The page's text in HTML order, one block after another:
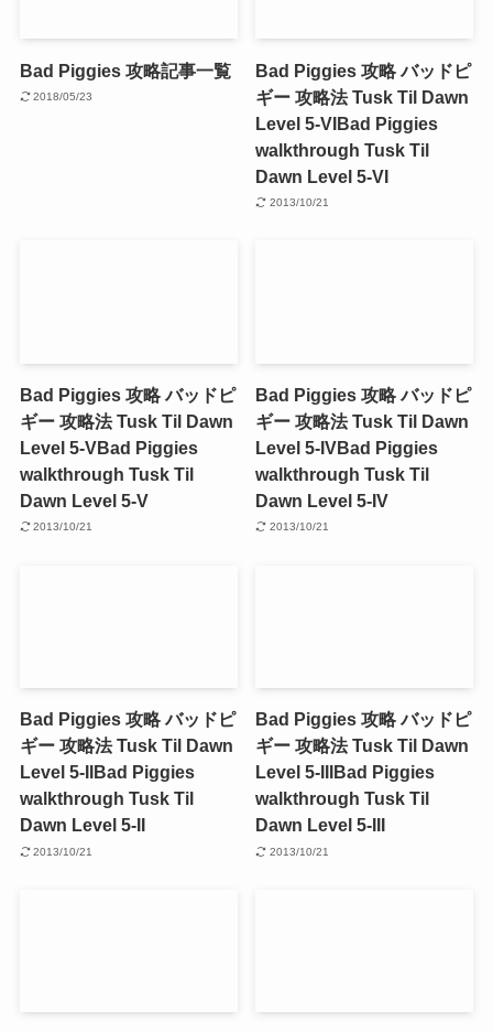
Bad Piggies 攻略記事一覧
2018/05/23
Bad Piggies 攻略 バッドピ
ギー 攻略法 Tusk Til Dawn
Level 5-VIBad Piggies
walkthrough Tusk Til
Dawn Level 5-VI
2013/10/21
Bad Piggies 攻略 バッドピ
ギー 攻略法 Tusk Til Dawn
Level 5-VBad Piggies
walkthrough Tusk Til
Dawn Level 5-V
2013/10/21
Bad Piggies 攻略 バッドピ
ギー 攻略法 Tusk Til Dawn
Level 5-IVBad Piggies
walkthrough Tusk Til
Dawn Level 5-IV
2013/10/21
Bad Piggies 攻略 バッドピ
ギー 攻略法 Tusk Til Dawn
Level 5-IIBad Piggies
walkthrough Tusk Til
Dawn Level 5-II
2013/10/21
Bad Piggies 攻略 バッドピ
ギー 攻略法 Tusk Til Dawn
Level 5-IIIBad Piggies
walkthrough Tusk Til
Dawn Level 5-III
2013/10/21